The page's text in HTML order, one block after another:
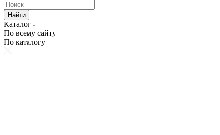
Найти
Каталог
По всему сайту
По каталогу